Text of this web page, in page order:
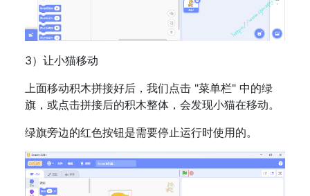
3）让小猫移动
上面移动积木拼接好后，我们点击 "菜单栏" 中的绿
旗，或点击拼接后的积木整体，会发现小猫在移动。
绿旗旁边的红色按钮是需要停止运行时使用的。